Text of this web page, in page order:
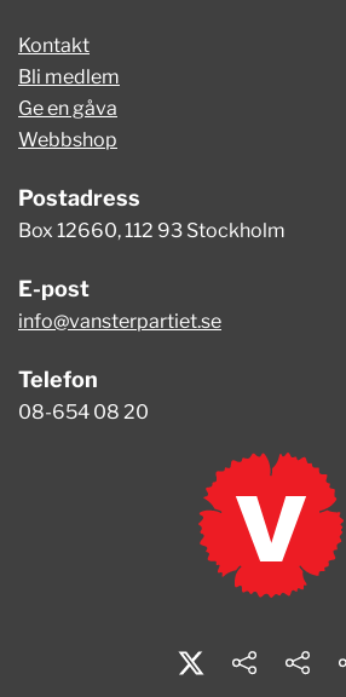
Kontakt
Bli medlem
Ge en gåva
Webbshop
Postadress
Box 12660, 112 93 Stockholm
E-post
info@vansterpartiet.se
Telefon
08-654 08 20